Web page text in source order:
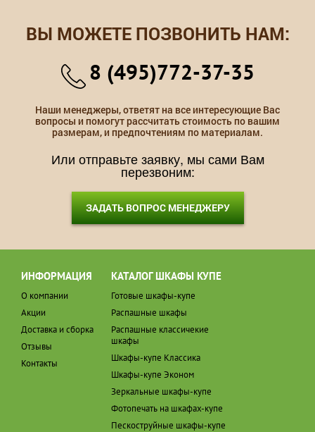
ВЫ МОЖЕТЕ ПОЗВОНИТЬ НАМ:
8 (495)772-37-35
Наши менеджеры, ответят на все интересующие Вас
вопросы и помогут рассчитать стоимость по вашим
размерам, и предпочтениям по материалам.
Или отправьте заявку, мы сами Вам
перезвоним:
ЗАДАТЬ ВОПРОС МЕНЕДЖЕРУ
ИНФОРМАЦИЯ
О компании
Акции
Доставка и сборка
Отзывы
Контакты
КАТАЛОГ ШКАФЫ КУПЕ
Готовые шкафы-купе
Распашные шкафы
Распашные классичекие
шкафы
Шкафы-купе Классика
Шкафы-купе Эконом
Зеркальные шкафы-купе
Фотопечать на шкафах-купе
Пескоструйные шкафы-купе